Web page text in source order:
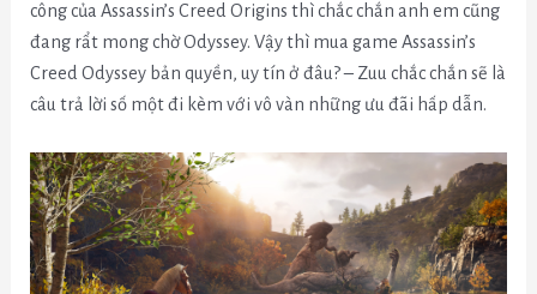
công của Assassin’s Creed Origins thì chắc chắn anh em cũng
đang rẩt mong chờ Odyssey. Vậy thì mua game Assassin’s
Creed Odyssey bản quyền, uy tín ở đâu? – Zuu chắc chắn sẽ là
câu trả lời số một đi kèm với vô vàn những ưu đãi hấp dẫn.